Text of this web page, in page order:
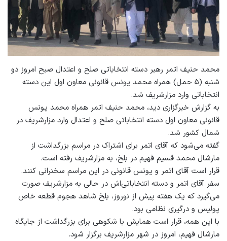
محمد حنیف اتمر رهبر دسته انتخاباتی صلح و اعتدال صبح امروز دو
شنبه (۵ حمل) همراه محمد یونس قانونی معاون اول این دسته
انتخاباتی وارد مزارشریف شد.
به گزارش خبرگزاری دید، محمد حنیف اتمر همراه محمد یونس
قانونی معاون اول دسته انتخاباتی صلح و اعتدال وارد مزارشریف در
شمال کشور شد.
گفته می‌شود که آقای اتمر برای اشتراک در مراسم بزرگداشت از
مارشال محمد قسیم فهیم در بلخ، به مزارشریف رفته است.
قرار است آقای اتمر و یونس قانونی در این مراسم سخنرانی کنند.
سفر آقای اتمر و دسته انتخاباتی‌اش در حالی به مزارشریف صورت
می‌گیرد که یک هفته پیش از نوروز، بلخ شاهد هجوم قطعه خاص
پولیس و درگیری نظامی بود.
با این همه، قرار است همایش با شکوهی برای بزرگداشت از جایگاه
مارشال فهیم، امروز در شهر مزارشریف برگزار شود.